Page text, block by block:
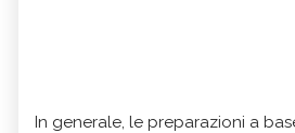
In generale, le preparazioni a